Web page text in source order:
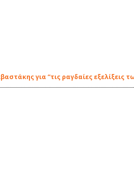
για “τις ραγδαίες εξελίξεις